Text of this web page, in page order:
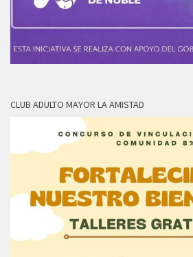
CLUB ADULTO MAYOR LA AMISTAD